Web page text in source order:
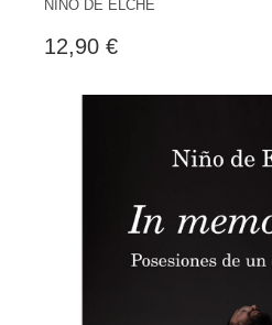
NIÑO DE ELCHE
12,90 €